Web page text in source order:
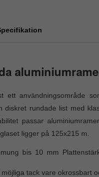
ett användningsområde
diskret rundade list med
passar
ligger på 125x215 m.
bis 10 mm
tack vare okrossbart